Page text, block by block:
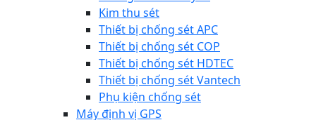
Kim thu sét
Thiết bị chống sét APC
Thiết bị chống sét COP
Thiết bị chống sét HDTEC
Thiết bị chống sét Vantech
Phụ kiện chống sét
Máy định vị GPS